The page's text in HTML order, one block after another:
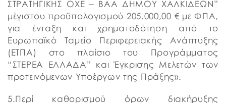
ΣΤΡΑΤΗΓΙΚΗΣ ΟΧΕ – ΒΑΑ ΔΗΜΟΥ ΧΑΛΚΙΔΕΩΝ”
μέγιστου προϋπολογισμού 205.000,00 € με ΦΠΑ,
για ένταξη και χρηματοδότηση από το
Ευρωπαϊκό Ταμείο Περιφερειακής Ανάπτυξης
(ΕΤΠΑ) στο πλαίσιο του Προγράμματος
“ΣΤΕΡΕΑ ΕΛΛΑΔΑ” και Έγκρισης Μελετών των
προτεινόμενων Υποέργων της Πράξης».
5.Περί καθορισμού όρων διακήρυξης